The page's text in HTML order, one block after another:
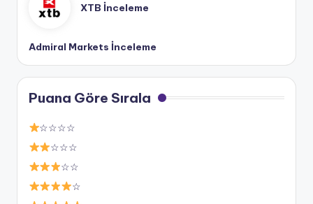
XTB İnceleme
Admiral Markets İnceleme
Puana Göre Sırala
☆☆☆☆
☆☆☆
☆☆
☆